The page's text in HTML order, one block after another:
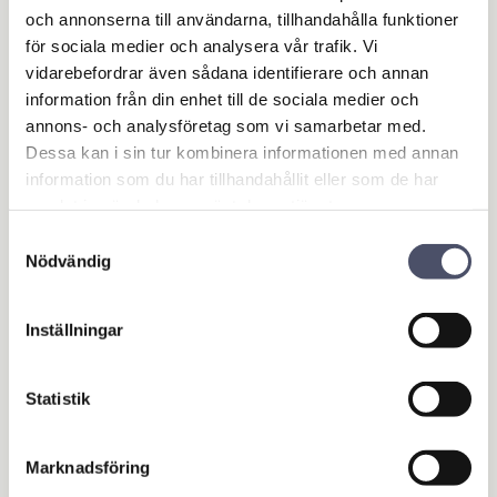
och annonserna till användarna, tillhandahålla funktioner
för sociala medier och analysera vår trafik. Vi
vidarebefordrar även sådana identifierare och annan
information från din enhet till de sociala medier och
annons- och analysföretag som vi samarbetar med.
Dessa kan i sin tur kombinera informationen med annan
information som du har tillhandahållit eller som de har
Nödvändig
Inställningar
Statistik
Marknadsföring
• Svensk tillverkning
• Hög kvalité av hållbara material
• Brett sortiment av unika tillval
• Ett smart & prisvärt val
• Säker betalning i samarbete med Svea Ekonomi
• Möjlighet att delbetala upp till 24 månader räntefritt
• Hemleverans ingår!